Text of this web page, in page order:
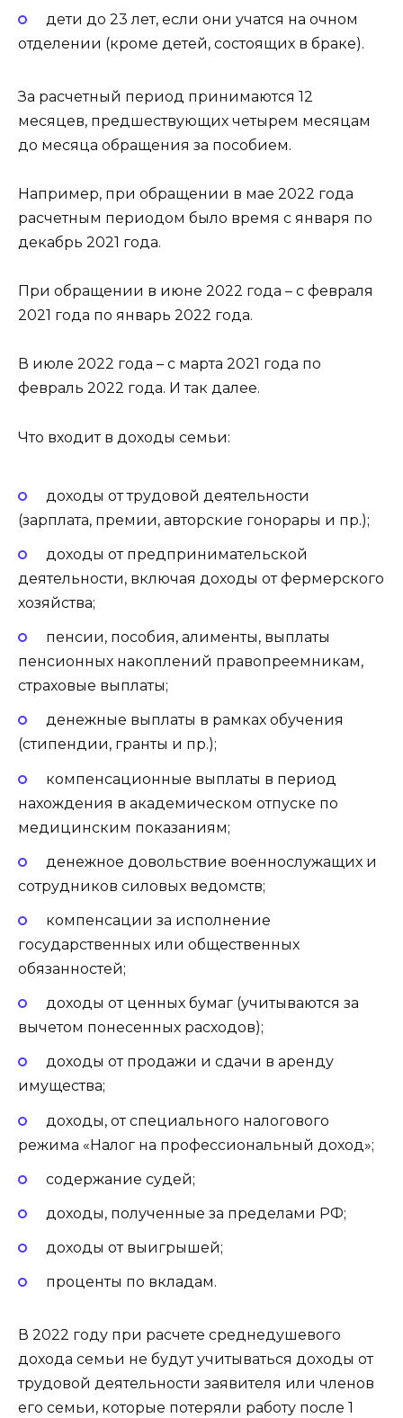
дети до 23 лет, если они учатся на очном
отделении (кроме детей, состоящих в браке).
За расчетный период принимаются 12
месяцев, предшествующих четырем месяцам
до месяца обращения за пособием.
Например, при обращении в мае 2022 года
расчетным периодом было время с января по
декабрь 2021 года.
При обращении в июне 2022 года – с февраля
2021 года по январь 2022 года.
В июле 2022 года – с марта 2021 года по
февраль 2022 года. И так далее.
Что входит в доходы семьи:
доходы от трудовой деятельности
(зарплата, премии, авторские гонорары и пр.);
доходы от предпринимательской
деятельности, включая доходы от фермерского
хозяйства;
пенсии, пособия, алименты, выплаты
пенсионных накоплений правопреемникам,
страховые выплаты;
денежные выплаты в рамках обучения
(стипендии, гранты и пр.);
компенсационные выплаты в период
нахождения в академическом отпуске по
медицинским показаниям;
денежное довольствие военнослужащих и
сотрудников силовых ведомств;
компенсации за исполнение
государственных или общественных
обязанностей;
доходы от ценных бумаг (учитываются за
вычетом понесенных расходов);
доходы от продажи и сдачи в аренду
имущества;
доходы, от специального налогового
режима «Налог на профессиональный доход»;
содержание судей;
доходы, полученные за пределами РФ;
доходы от выигрышей;
проценты по вкладам.
В 2022 году при расчете среднедушевого
дохода семьи не будут учитываться доходы от
трудовой деятельности заявителя или членов
его семьи, которые потеряли работу после 1